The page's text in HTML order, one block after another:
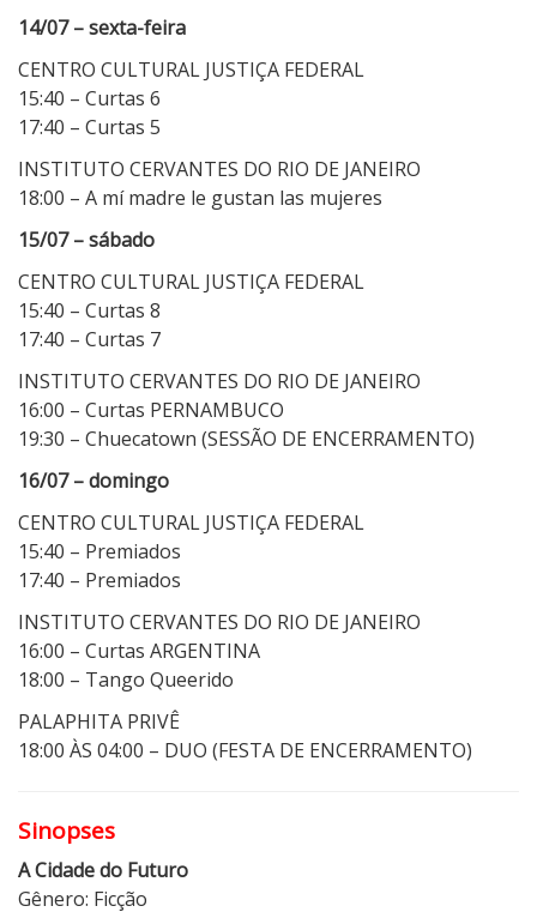
14/07 – sexta-feira
CENTRO CULTURAL JUSTIÇA FEDERAL
15:40 – Curtas 6
17:40 – Curtas 5
INSTITUTO CERVANTES DO RIO DE JANEIRO
18:00 – A mí madre le gustan las mujeres
15/07 – sábado
CENTRO CULTURAL JUSTIÇA FEDERAL
15:40 – Curtas 8
17:40 – Curtas 7
INSTITUTO CERVANTES DO RIO DE JANEIRO
16:00 – Curtas PERNAMBUCO
19:30 – Chuecatown (SESSÃO DE ENCERRAMENTO)
16/07 – domingo
CENTRO CULTURAL JUSTIÇA FEDERAL
15:40 – Premiados
17:40 – Premiados
INSTITUTO CERVANTES DO RIO DE JANEIRO
16:00 – Curtas ARGENTINA
18:00 – Tango Queerido
PALAPHITA PRIVÊ
18:00 ÀS 04:00 – DUO (FESTA DE ENCERRAMENTO)
Sinopses
A Cidade do Futuro
Gênero: Ficção